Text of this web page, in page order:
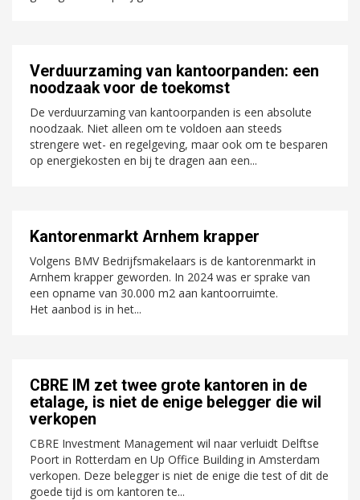
Verduurzaming van kantoorpanden: een
noodzaak voor de toekomst
De verduurzaming van kantoorpanden is een absolute
noodzaak. Niet alleen om te voldoen aan steeds
strengere wet- en regelgeving, maar ook om te besparen
op energiekosten en bij te dragen aan een...
Kantorenmarkt Arnhem krapper
Volgens BMV Bedrijfsmakelaars is de kantorenmarkt in
Arnhem krapper geworden. In 2024 was er sprake van
een opname van 30.000 m2 aan kantoorruimte.
Het aanbod is in het...
CBRE IM zet twee grote kantoren in de
etalage, is niet de enige belegger die wil
verkopen
CBRE Investment Management wil naar verluidt Delftse
Poort in Rotterdam en Up Office Building in Amsterdam
verkopen. Deze belegger is niet de enige die test of dit de
goede tijd is om kantoren te...